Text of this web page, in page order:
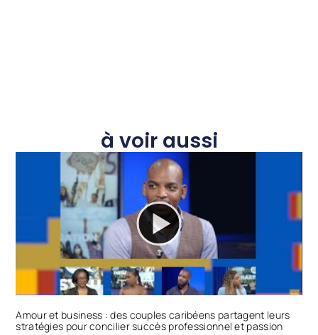
à voir aussi
Amour et business : des couples caribéens partagent leurs
stratégies pour concilier succès professionnel et passion